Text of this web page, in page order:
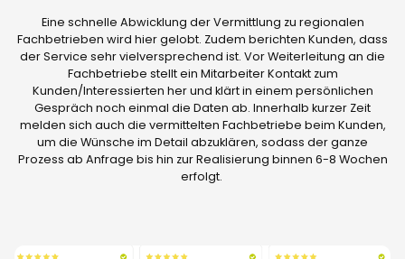
Eine schnelle Abwicklung der Vermittlung zu regionalen
Fachbetrieben wird hier gelobt. Zudem berichten Kunden, dass
der Service sehr vielversprechend ist. Vor Weiterleitung an die
Fachbetriebe stellt ein Mitarbeiter Kontakt zum
Kunden/Interessierten her und klärt in einem persönlichen
Gespräch noch einmal die Daten ab. Innerhalb kurzer Zeit
melden sich auch die vermittelten Fachbetriebe beim Kunden,
um die Wünsche im Detail abzuklären, sodass der ganze
Prozess ab Anfrage bis hin zur Realisierung binnen 6-8 Wochen
erfolgt.